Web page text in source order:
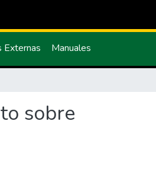
Externas Manuales
sobre